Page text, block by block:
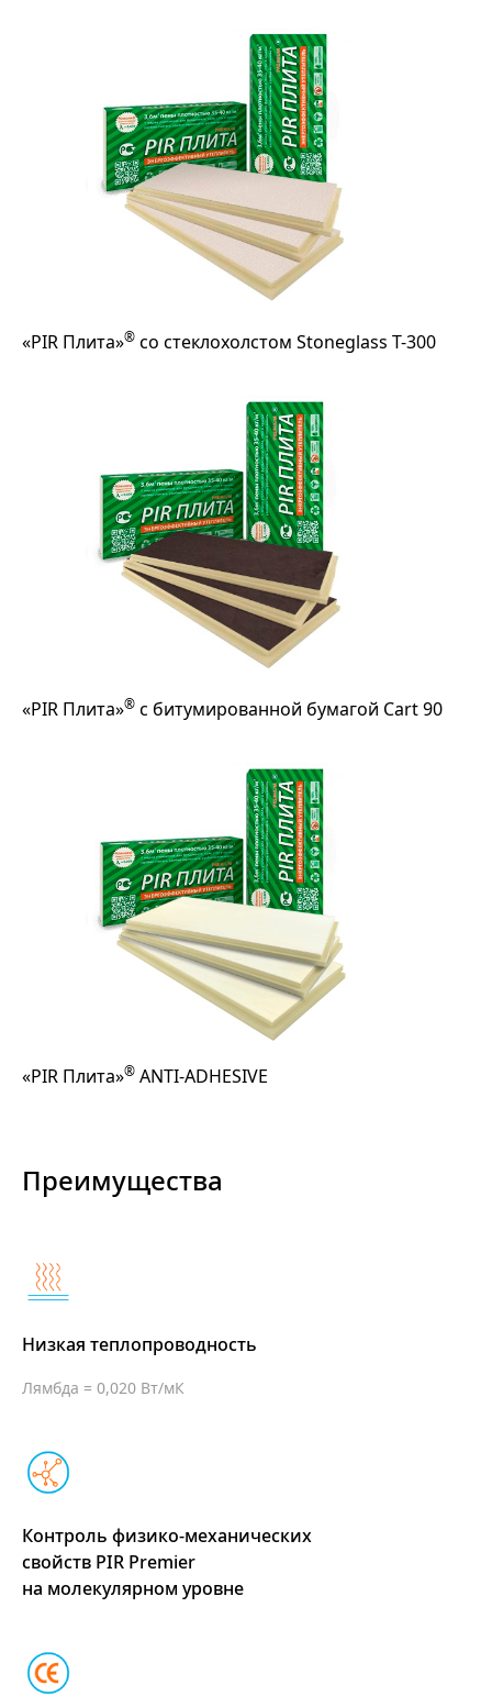
«PIR Плита»® со стеклохолстом Stoneglass T-300
«PIR Плита»® с битумированной бумагой Cart 90
«PIR Плита»® ANTI-ADHESIVE
Преимущества
Низкая теплопроводность
Лямбда = 0,020 Вт/мК
Контроль физико-механических
свойств PIR Premier
на молекулярном уровне